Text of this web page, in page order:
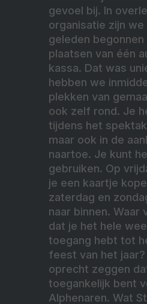
gevoel bij. In
organisatie zijn we
geleden
plaatsen van één
kassa. Dat was
hebben we
plekken van
ook zelf rond. Je
tijdens het
maar ook in de
naartoe. Je kunt
gebruiken. Op
je een kaartje
zaterdag en
naar binnen. Waar
dat je het hele
toegang hebt tot
feest van het jaar?
oprecht zeggen
toegankelijk bent
Alphenaren. Wat